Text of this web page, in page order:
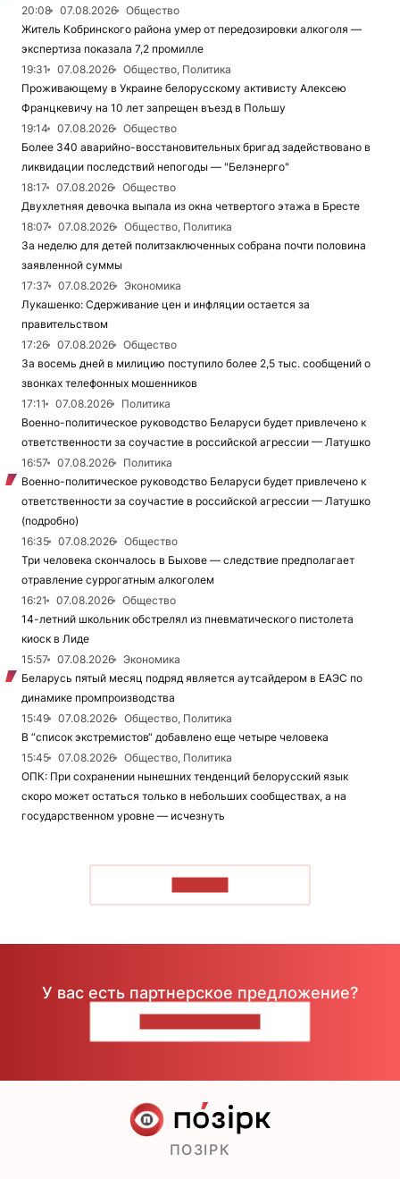
20:08
07.08.2026
Общество
Житель Кобринского района умер от передозировки алкоголя —
экспертиза показала 7,2 промилле
19:31
07.08.2026
Общество, Политика
Проживающему в Украине белорусскому активисту Алексею
Францкевичу на 10 лет запрещен въезд в Польшу
19:14
07.08.2026
Общество
Более 340 аварийно-восстановительных бригад задействовано в
ликвидации последствий непогоды — "Белэнерго"
18:17
07.08.2026
Общество
Двухлетняя девочка выпала из окна четвертого этажа в Бресте
18:07
07.08.2026
Общество, Политика
За неделю для детей политзаключенных собрана почти половина
заявленной суммы
17:37
07.08.2026
Экономика
Лукашенко: Сдерживание цен и инфляции остается за
правительством
17:26
07.08.2026
Общество
За восемь дней в милицию поступило более 2,5 тыс. сообщений о
звонках телефонных мошенников
17:11
07.08.2026
Политика
Военно-политическое руководство Беларуси будет привлечено к
ответственности за соучастие в российской агрессии — Латушко
16:57
07.08.2026
Политика
Военно-политическое руководство Беларуси будет привлечено к
ответственности за соучастие в российской агрессии — Латушко
(подробно)
16:35
07.08.2026
Общество
Три человека скончалось в Быхове — следствие предполагает
отравление суррогатным алкоголем
16:21
07.08.2026
Общество
14-летний школьник обстрелял из пневматического пистолета
киоск в Лиде
15:57
07.08.2026
Экономика
Беларусь пятый месяц подряд является аутсайдером в ЕАЭС по
динамике промпроизводства
15:49
07.08.2026
Общество, Политика
В “список экстремистов“ добавлено еще четыре человека
15:45
07.08.2026
Общество, Политика
ОПК: При сохранении нынешних тенденций белорусский язык
скоро может остаться только в небольших сообществах, а на
государственном уровне — исчезнуть
У вас есть партнерское предложение?
ПОЗІРК